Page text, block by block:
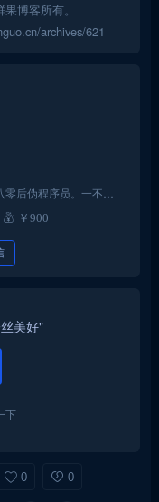
博客所有。
archives/621
后伪程序员。一不小
天以折腾主题代码为
￥900
美好"
下
0 0